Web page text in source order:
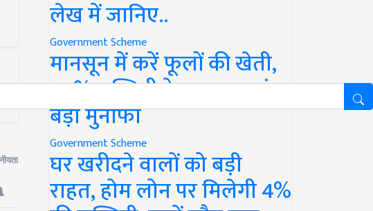
लेख में जानिए..
Government Scheme
मानसून में करें फूलों की खेती,
50% सब्सिडी के साथ कमाएं
बड़ा मुनाफा
Government Scheme
घर खरीदने वालों को बड़ी
राहत, होम लोन पर मिलेगी 4%